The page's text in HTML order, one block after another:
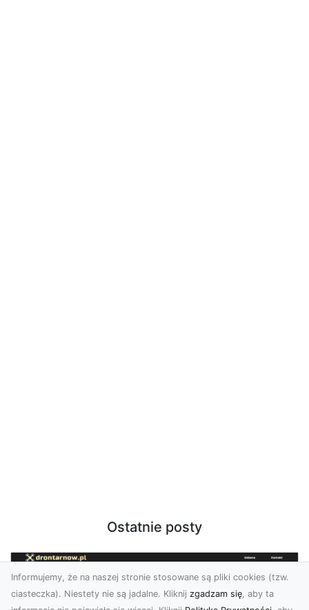
Ostatnie posty
Informujemy, że na naszej stronie stosowane są pliki cookies (tzw.
ciasteczka). Niestety nie są jadalne. Kliknij zgadzam się, aby ta